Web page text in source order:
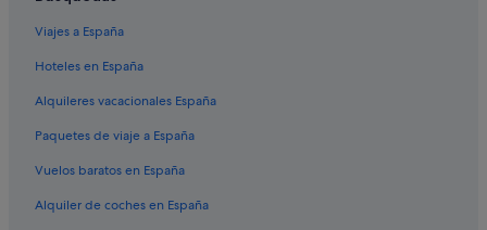
Hoteles de golf en Andalucía
Hoteles de lujo en Andalucía
Pensiones en Sevilla
Hoteles con gimnasio en Alameda
Hoteles de aventura en Alameda
Viajes a España
Hoteles en España
Alquileres vacacionales España
Paquetes de viaje a España
Vuelos baratos en España
Alquiler de coches en España